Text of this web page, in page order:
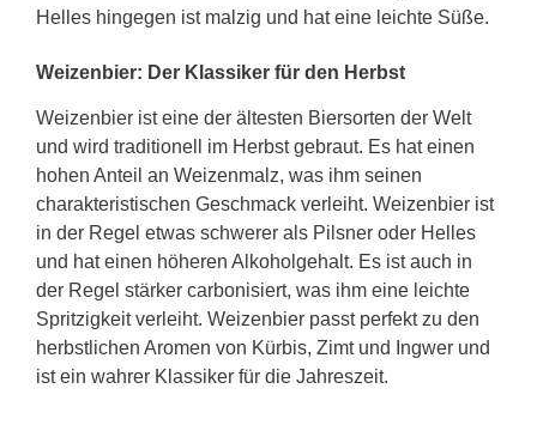
Helles hingegen ist malzig und hat eine leichte Süße.
Weizenbier: Der Klassiker für den Herbst
Weizenbier ist eine der ältesten Biersorten der Welt
und wird traditionell im Herbst gebraut. Es hat einen
hohen Anteil an Weizenmalz, was ihm seinen
charakteristischen Geschmack verleiht. Weizenbier ist
in der Regel etwas schwerer als Pilsner oder Helles
und hat einen höheren Alkoholgehalt. Es ist auch in
der Regel stärker carbonisiert, was ihm eine leichte
Spritzigkeit verleiht. Weizenbier passt perfekt zu den
herbstlichen Aromen von Kürbis, Zimt und Ingwer und
ist ein wahrer Klassiker für die Jahreszeit.